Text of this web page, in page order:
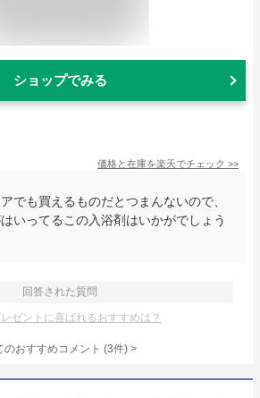
ショップでみる
価格と在庫を楽天でチェック >>
でも買えるものだとつまんないので、
いってるこの入浴剤はいかがでしょう
回答された質問
ゼントに喜ばれるおすすめは？
のおすすめコメント (3件) >